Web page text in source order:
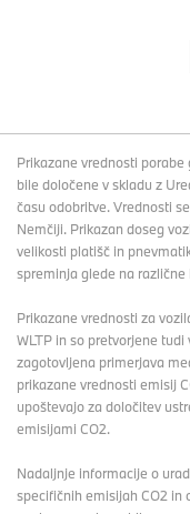
Prikazane vrednosti
bile določene v skladu z
času odobritve. Vrednosti
Nemčiji. Prikazan doseg
velikosti platišč in
spreminja glede na
Prikazane vrednosti za
WLTP in so pretvorjene
zagotovljena primerjava
prikazane vrednosti emisij
upoštevajo za določitev
emisijami CO2.
Nadaljnje informacije o
specifičnih emisijah CO2 in